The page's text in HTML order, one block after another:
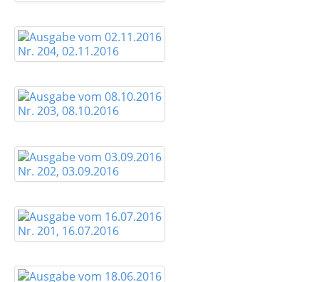
Nr. 204, 02.11.2016
Nr. 203, 08.10.2016
Nr. 202, 03.09.2016
Nr. 201, 16.07.2016